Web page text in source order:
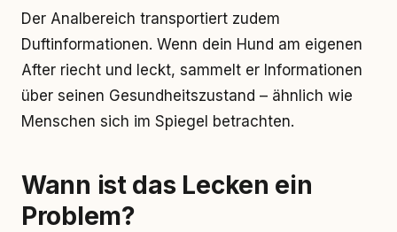
Der Analbereich transportiert zudem
Duftinformationen. Wenn dein Hund am eigenen
After riecht und leckt, sammelt er Informationen
über seinen Gesundheitszustand – ähnlich wie
Menschen sich im Spiegel betrachten.
Wann ist das Lecken ein
Problem?